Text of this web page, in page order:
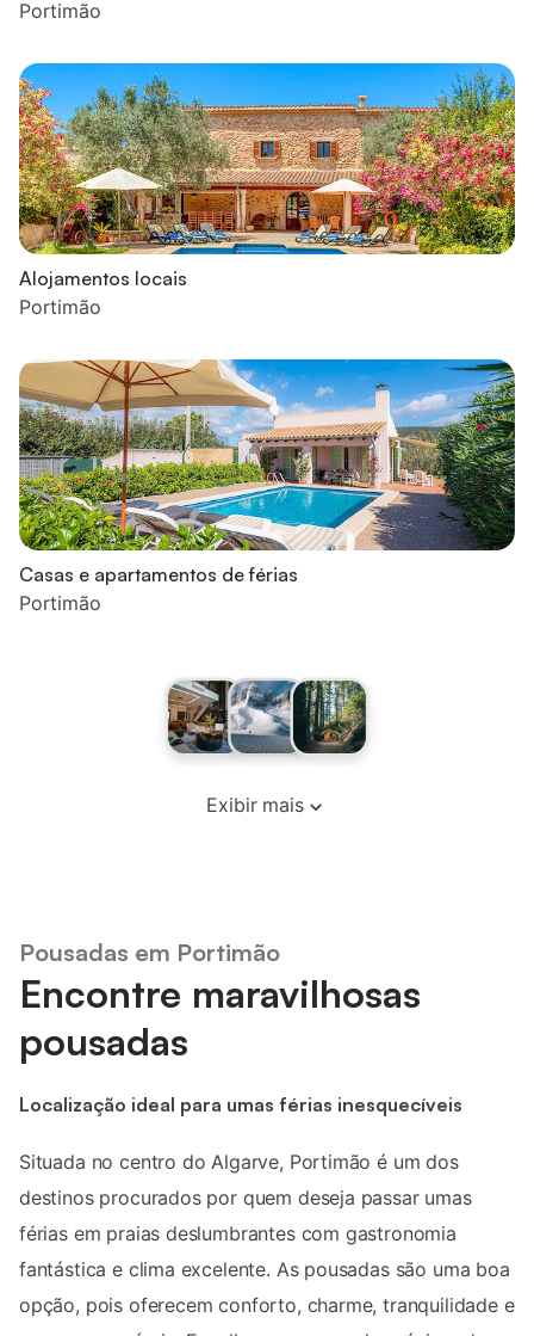
Portimão
Alojamentos locais
Portimão
Casas e apartamentos de férias
Portimão
Exibir mais
Pousadas em Portimão
Encontre maravilhosas
pousadas
Localização ideal para umas férias inesquecíveis
Situada no centro do Algarve, Portimão é um dos
destinos procurados por quem deseja passar umas
férias em praias deslumbrantes com gastronomia
fantástica e clima excelente. As pousadas são uma boa
opção, pois oferecem conforto, charme, tranquilidade e